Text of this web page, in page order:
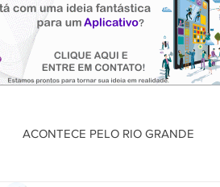
ACONTECE PELO RIO GRANDE